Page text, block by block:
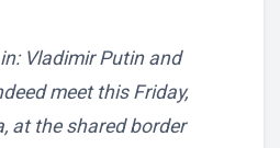
Vladimir Putin and
meet this Friday,
at the shared border